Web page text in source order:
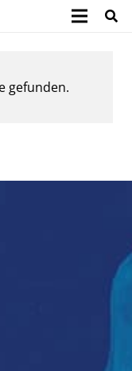
gefunden.